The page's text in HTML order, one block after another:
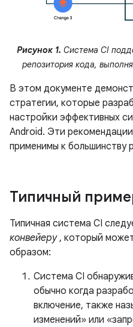
Рисунок 1. Система CI
репозитория кода,
В этом документе
стратегии, которые
настройки эффективных
Android. Эти
применимы к большинству
Типичный
Типичная система CI
конвейеру, который
образом:
Система CI
обычно когда
включение, также
изменений» или